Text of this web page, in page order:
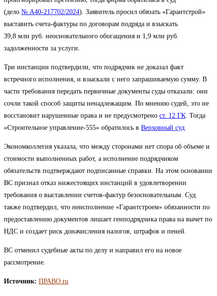
(дело № А40-217702/2024). Заявитель просил обязать «Гарантстрой»
выставить счета-фактуры по договорам подряда и взыскать
39,8 млн руб. неосновательного обогащения и 1,9 млн руб.
задолженности за услуги.
Три инстанции подтвердили, что подрядчик не доказал факт
встречного исполнения, и взыскали с него запрашиваемую сумму. В
части требования передать первичные документы суды отказали: они
сочли такой способ защиты ненадлежащим. По мнению судей, это не
восстановит нарушенные права и не предусмотрено ст. 12 ГК . Тогда
«Строительное управление-555» обратилось в Верховный суд
Экономколлегия указала, что между сторонами нет спора об объеме и
стоимости выполненных работ, а исполнение подрядчиком
обязательств подтверждают подписанные справки. На этом основании
ВС признал отказ нижестоящих инстанций в удовлетворении
требования о выставлении счетов-фактур безосновательным. Суд
также подтвердил, что неисполнение «Гарантстроем» обязанности по
предоставлению документов лишает генподрядчика права на вычет по
НДС и создает риск доначисления налогов, штрафов и пеней.
ВС отменил судебные акты по делу и направил его на новое
рассмотрение.
Источник: ПРАВО.ru